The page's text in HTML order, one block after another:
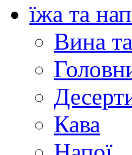
їжа та
Вина
Кава